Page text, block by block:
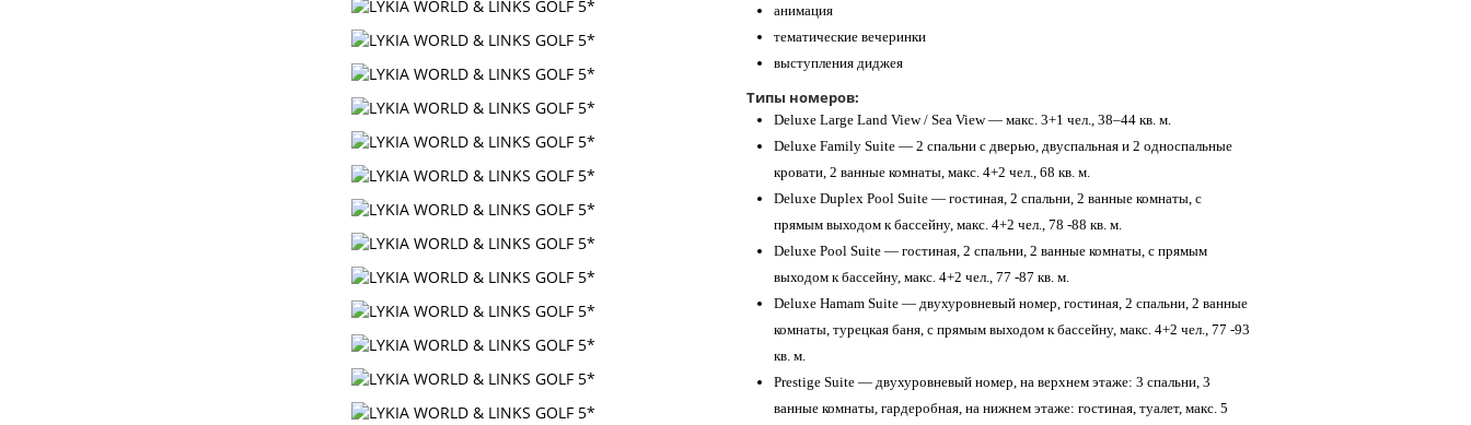
анимация
тематические вечеринки
выступления диджея
Типы номеров:
Deluxe Large Land View / Sea View — макс. 3+1 чел., 38–44 кв. м.
Deluxe Family Suite — 2 спальни с дверью, двуспальная и 2 односпальные
кровати, 2 ванные комнаты, макс. 4+2 чел., 68 кв. м.
Deluxe Duplex Pool Suite — гостиная, 2 спальни, 2 ванные комнаты, с
прямым выходом к бассейну, макс. 4+2 чел., 78 -88 кв. м.
Deluxe Pool Suite — гостиная, 2 спальни, 2 ванные комнаты, с прямым
выходом к бассейну, макс. 4+2 чел., 77 -87 кв. м.
Deluxe Hamam Suite — двухуровневый номер, гостиная, 2 спальни, 2 ванные
комнаты, турецкая баня, с прямым выходом к бассейну, макс. 4+2 чел., 77 -93
кв. м.
Prestige Suite — двухуровневый номер, на верхнем этаже: 3 спальни, 3
ванные комнаты, гардеробная, на нижнем этаже: гостиная, туалет, макс. 5